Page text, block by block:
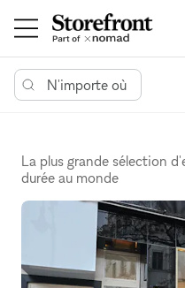
N'importe où
La plus grande sélection
durée au monde